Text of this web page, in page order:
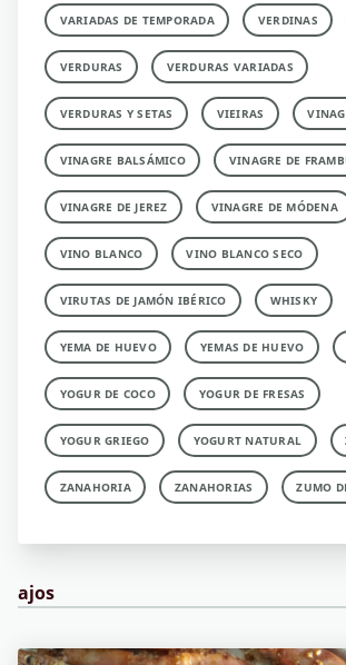
VARIADAS DE TEMPORADA VERDINAS
VERDURAS VERDURAS VARIADAS
VERDURAS Y SETAS VIEIRAS
VINAGRE BALSÁMICO VINAGRE DE
VINAGRE DE JEREZ VINAGRE DE MÓDENA
VINO BLANCO VINO BLANCO SECO
VIRUTAS DE JAMÓN IBÉRICO WHISKY
YEMA DE HUEVO YEMAS DE HUEVO
YOGUR DE COCO YOGUR DE FRESAS
YOGUR GRIEGO YOGURT NATURAL
ZANAHORIA ZANAHORIAS ZUMO
ajos